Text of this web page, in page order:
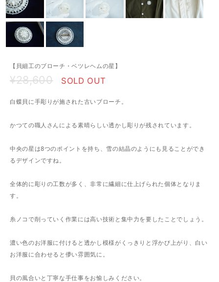
【貝細工のブローチ・ベツレヘムの星】
¥28,600 SOLD OUT
白蝶貝に手彫りが施された古いブローチ。
かつての職人さんによる素晴らしい透かし彫りが残されています。
中央の星は8つのポイントを持ち、雪の結晶のようにも見ることができ
るデザインですね。
全体的に彫りの工数が多く、非常に繊細に仕上げられた個体となりま
す。
糸ノコで削っていく作業には高い技術と集中力を要したことでしょう。
濃い色のお洋服に付けると透かし模様がくっきりと浮かび上がり、白い
お洋服に合わせると儚い雰囲気に。
貝の風合いと丁寧な手仕事をお愉しみください。